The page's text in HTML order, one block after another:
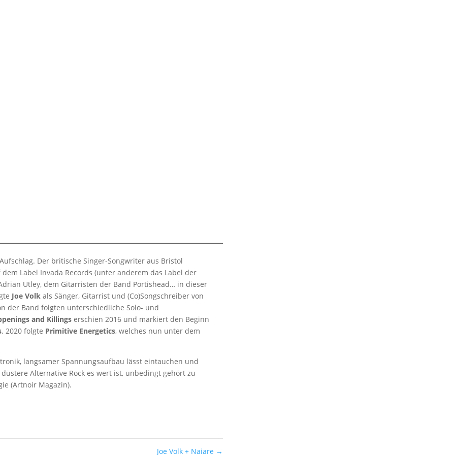
Der britische Singer-Songwriter aus Bristol
dem Label Invada Records (unter anderem das Label der
Utley, dem Gitarristen der Band Portishead… in dieser
Joe Volk als Sänger, Gitarrist und (Co)Songschreiber von
der Band folgten unterschiedliche Solo- und
and Killings erschien 2016 und markiert den Beginn
. 2020 folgte Primitive Energetics, welches nun unter dem
langsamer Spannungsaufbau lässt eintauchen und
düstere Alternative Rock es wert ist, unbedingt gehört zu
(Artnoir Magazin).
Joe Volk + Naiare →